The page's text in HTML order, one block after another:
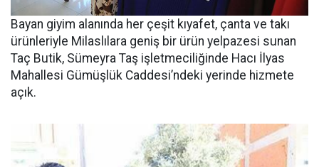
Bayan giyim alanında her çeşit kıyafet, çanta ve takı
ürünleriyle Milaslılara geniş bir ürün yelpazesi sunan
Taç Butik, Sümeyra Taş işletmeciliğinde Hacı İlyas
Mahallesi Gümüşlük Caddesi’ndeki yerinde hizmete
açık.